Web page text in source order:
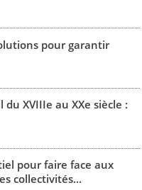
pour garantir
XVIIIe au XXe siècle :
pour faire face aux
collectivités...